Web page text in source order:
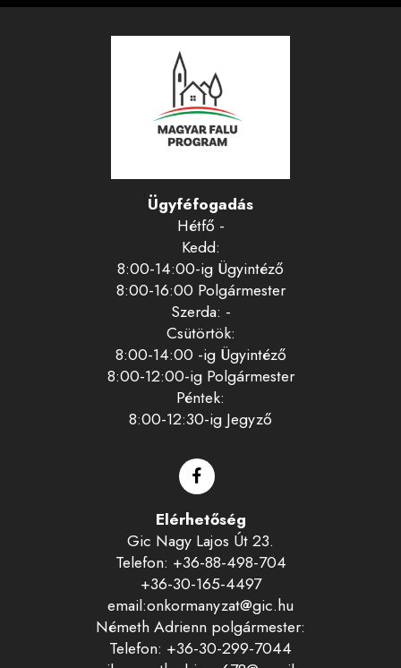
Ügyféfogadás
Hétfő -
Kedd:
8:00-14:00-ig Ügyintéző
8:00-16:00 Polgármester
Szerda: -
Csütörtök:
8:00-14:00 -ig Ügyintéző
8:00-12:00-ig Polgármester
Péntek:
8:00-12:30-ig Jegyző
Elérhetőség
Gic Nagy Lajos Út 23.
Telefon: +36-88-498-704
+36-30-165-4497
email:onkormanyzat@gic.hu
Németh Adrienn polgármester:
Telefon: +36-30-299-7044